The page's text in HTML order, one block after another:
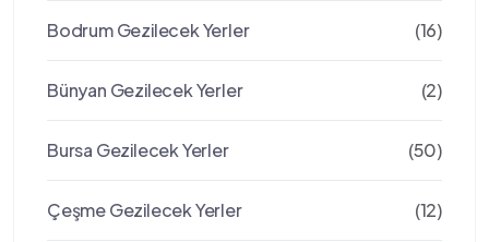
Bodrum Gezilecek Yerler (16)
Bünyan Gezilecek Yerler (2)
Bursa Gezilecek Yerler (50)
Çeşme Gezilecek Yerler (12)